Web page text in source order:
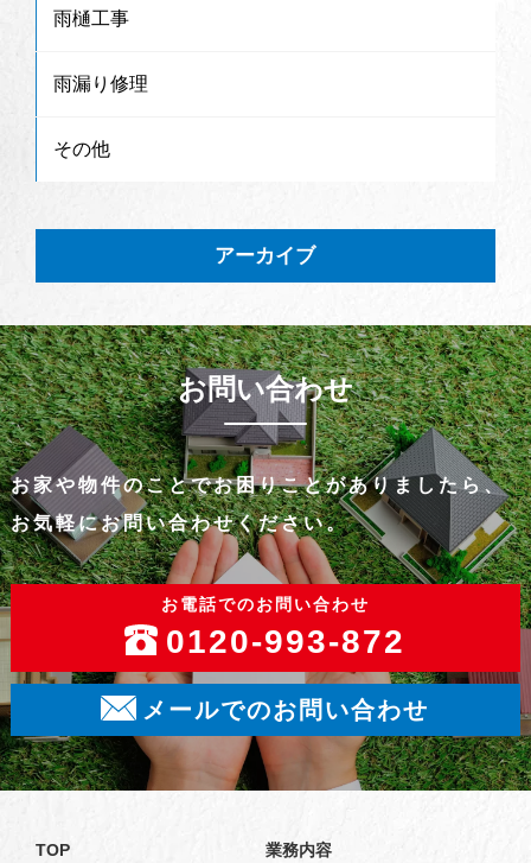
雨樋工事
雨漏り修理
その他
アーカイブ
お問い合わせ
お家や物件のことでお困りことがありましたら、
お気軽にお問い合わせください。
お電話でのお問い合わせ
0120-993-872
メールでのお問い合わせ
TOP
業務内容